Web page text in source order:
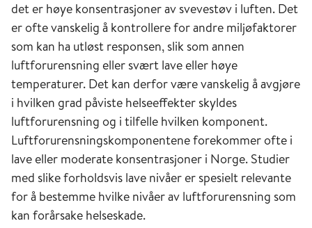
luftforurensning.
Hjerte- og karsykdom
Hjerte- og karsykdommene omfatter
hjerteinfarkt, hjertekrampe (angina pectoris),
hjerneslag og andre sykdommer i hjerte og
blodårer. Sykdommene skyldes arvelige
faktorer i samspill med miljø- og livsstilsfaktorer
som røyking, høyt blodtrykk, høyt
kolesterolnivå og diabetes. Sammen med kreft
er hjerte- og karsykdommer de hyppigste
det er høye konsentrasjoner av svevestøv i luften. Det
er ofte vanskelig å kontrollere for andre miljøfaktorer
som kan ha utløst responsen, slik som annen
luftforurensning eller svært lave eller høye
temperaturer. Det kan derfor være vanskelig å avgjøre
i hvilken grad påviste helseeffekter skyldes
luftforurensning og i tilfelle hvilken komponent.
Luftforurensningskomponentene forekommer ofte i
lave eller moderate konsentrasjoner i Norge. Studier
med slike forholdsvis lave nivåer er spesielt relevante
for å bestemme hvilke nivåer av luftforurensning som
kan forårsake helseskade.